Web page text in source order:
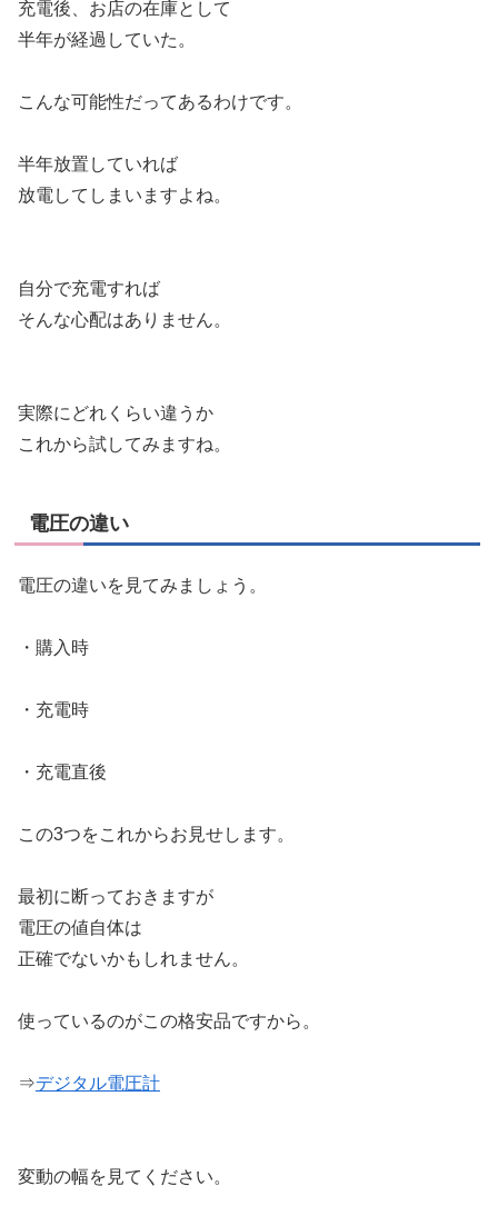
充電後、お店の在庫として
半年が経過していた。
こんな可能性だってあるわけです。
半年放置していれば
放電してしまいますよね。
自分で充電すれば
そんな心配はありません。
実際にどれくらい違うか
これから試してみますね。
電圧の違い
電圧の違いを見てみましょう。
・購入時
・充電時
・充電直後
この3つをこれからお見せします。
最初に断っておきますが
電圧の値自体は
正確でないかもしれません。
使っているのがこの格安品ですから。
⇒デジタル電圧計
変動の幅を見てください。